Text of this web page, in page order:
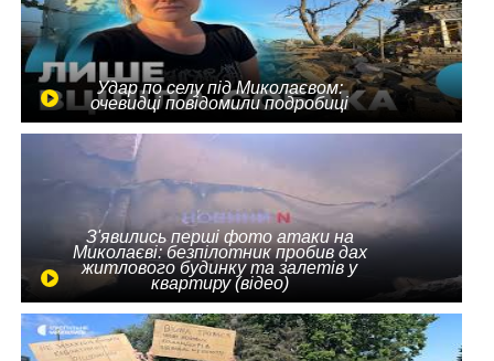
Удар по селу під Миколаєвом:
очевидці повідомили подробиці
З'явились перші фото атаки на
Миколаєві: безпілотник пробив дах
житлового будинку та залетів у
квартиру (відео)